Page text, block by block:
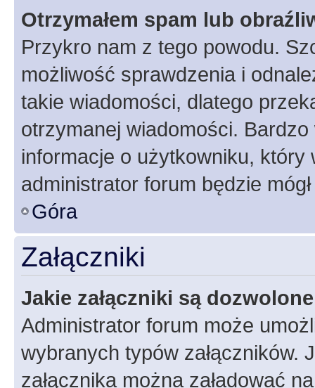
Otrzymałem spam lub
Przykro nam z tego powodu.
możliwość sprawdzenia i
takie wiadomości, dlatego
otrzymanej wiadomości.
informacje o użytkowniku, który
administrator forum będzie
Góra
Załączniki
Jakie załączniki są
Administrator forum może
wybranych typów załączników.
załącznika można załadować